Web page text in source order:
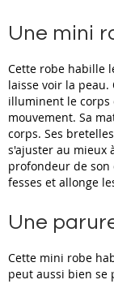
Une mini
Cette robe habille
laisse voir la peau.
illuminent le corps
mouvement. Sa
corps. Ses
s'ajuster au mieux
profondeur de son
fesses et allonge
Une
Cette mini robe
peut aussi bien se